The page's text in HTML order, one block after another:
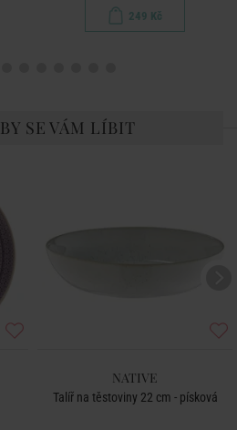
249 Kč
SE VÁM LÍBIT
NATIVE
Talíř na těstoviny 22 cm - písková